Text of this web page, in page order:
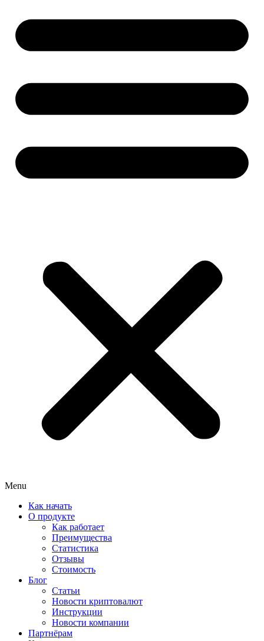
Menu
Как начать
О продукте
Как работает
Преимущества
Статистика
Отзывы
Стоимость
Блог
Статьи
Новости криптовалют
Инструкции
Новости компании
Партнёрам